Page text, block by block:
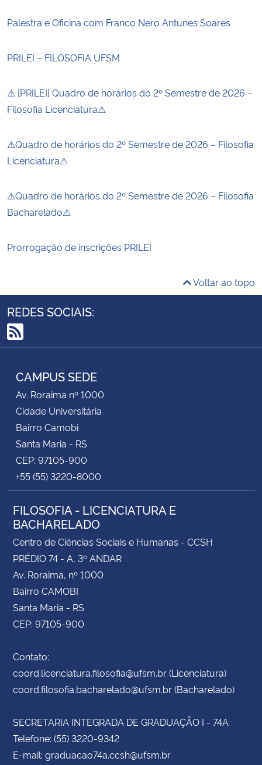
Palestra e Oficina com Franco Nero Antunes Soares
PRILEI – FILOSOFIA UFSM
⚠ [PRILEI] Quadro de horários do 2º Semestre de 2026 –
Filosofia Licenciatura⚠
⚠Quadro de horários do 2º Semestre de 2026 – Filosofia
Licenciatura⚠
⚠Quadro de horários do 2º Semestre de 2026 – Filosofia
Bacharelado⚠
Prorrogação de inscrições PRILEI
Voltar ao topo
REDES SOCIAIS:
RSS
CAMPUS SEDE
Av. Roraima nº 1000
Cidade Universitária
Bairro Camobi
Santa Maria - RS
CEP: 97105-900
+55 (55) 3220-8000
FILOSOFIA - LICENCIATURA E
BACHARELADO
Centro de Ciências Sociais e Humanas - CCSH
PRÉDIO 74 - A, 3º ANDAR
Av. Roraima, nº 1000
Bairro CAMOBI
Santa Maria - RS
CEP: 97105-900
Contato:
coord.licenciatura.filosofia@ufsm.br (Licenciatura)
coord.filosofia.bacharelado@ufsm.br (Bacharelado)
SECRETARIA INTEGRADA DE GRADUAÇÃO I - 74A
Telefone: (55) 3220-9342
E-mail: graduacao74a.ccsh@ufsm.br